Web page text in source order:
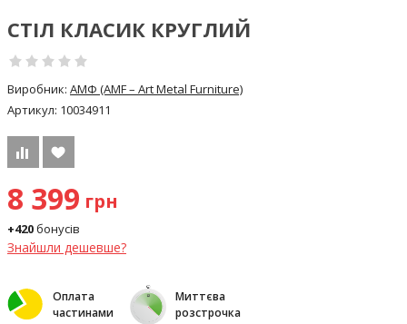
СТІЛ КЛАСИК КРУГЛИЙ
Виробник: АМФ (AMF – Art Metal Furniture)
Артикул: 10034911
8 399 грн
+420бонусів
Знайшли дешевше?
Оплата
частинами
Миттєва
розстрочка